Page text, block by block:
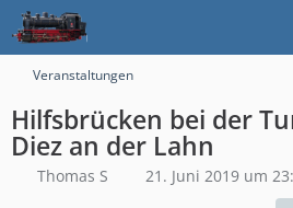
Veranstaltungen
Hilfsbrücken bei der
Diez an der Lahn
Thomas S 21. Juni 2019 um